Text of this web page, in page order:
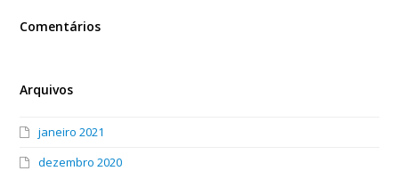
Comentários
Arquivos
janeiro 2021
dezembro 2020